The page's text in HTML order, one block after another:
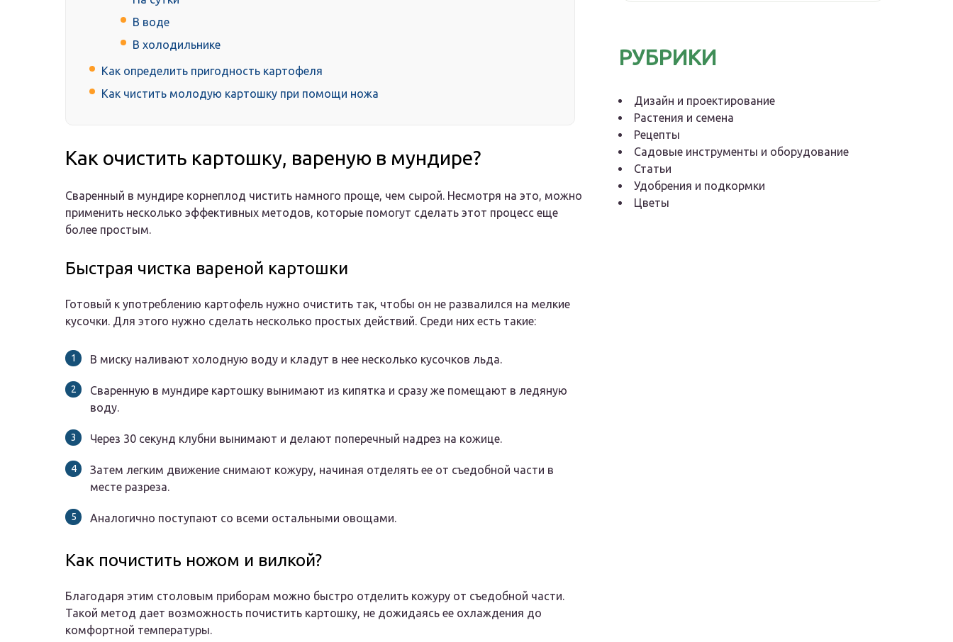
В воде
В холодильнике
Как определить пригодность картофеля
Как чистить молодую картошку при помощи ножа
Как очистить картошку, вареную в мундире?
Сваренный в мундире корнеплод чистить намного проще, чем сырой. Несмотря на это, можно
применить несколько эффективных методов, которые помогут сделать этот процесс еще
более простым.
Быстрая чистка вареной картошки
Готовый к употреблению картофель нужно очистить так, чтобы он не развалился на мелкие
кусочки. Для этого нужно сделать несколько простых действий. Среди них есть такие:
В миску наливают холодную воду и кладут в нее несколько кусочков льда.
Сваренную в мундире картошку вынимают из кипятка и сразу же помещают в ледяную
воду.
Через 30 секунд клубни вынимают и делают поперечный надрез на кожице.
Затем легким движение снимают кожуру, начиная отделять ее от съедобной части в
месте разреза.
Аналогично поступают со всеми остальными овощами.
Как почистить ножом и вилкой?
Благодаря этим столовым приборам можно быстро отделить кожуру от съедобной части.
Такой метод дает возможность почистить картошку, не дожидаясь ее охлаждения до
комфортной температуры.
РУБРИКИ
Дизайн и проектирование
Растения и семена
Рецепты
Садовые инструменты и оборудование
Статьи
Удобрения и подкормки
Цветы